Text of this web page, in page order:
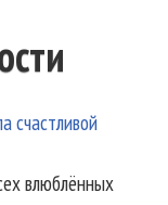
счастливой
влюблённых